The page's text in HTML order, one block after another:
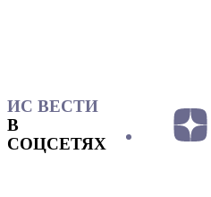
ИС ВЕСТИ
В
СОЦСЕТЯХ